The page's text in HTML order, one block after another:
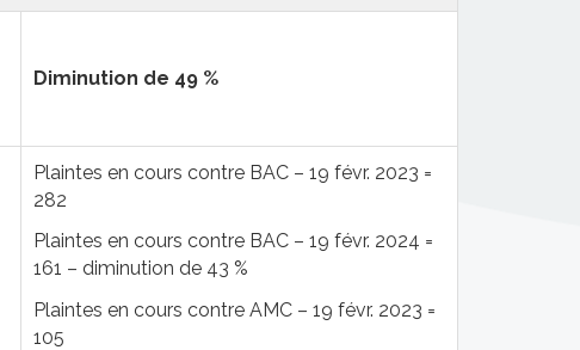
Diminution de 49 %
Plaintes en cours contre BAC – 19 févr. 2023 =
282
Plaintes en cours contre BAC – 19 févr. 2024 =
161 – diminution de 43 %
Plaintes en cours contre AMC – 19 févr. 2023 =
105